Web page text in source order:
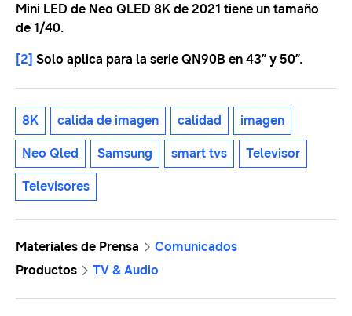
Mini LED de Neo QLED 8K de 2021 tiene un tamaño
de 1/40.
[2] Solo aplica para la serie QN90B en 43” y 50”.
8K calida de imagen calidad imagen
Neo Qled Samsung smart tvs Televisor
Televisores
Materiales de Prensa
Comunicados
Productos
TV & Audio